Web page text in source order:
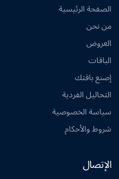
الصفحة الرئيسية
من نحن
العروض
الباقات
إصنع باقتك
التحاليل الفردية
سياسة الخصوصية
شروط والأحكام
الإتصال